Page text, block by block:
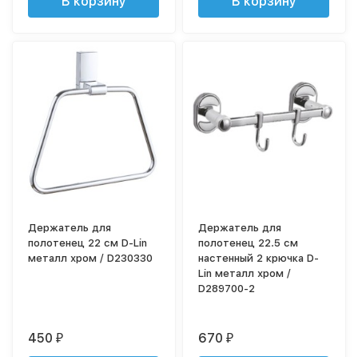
Держатель для
полотенец 22 см D-Lin
металл хром / D230330
450₽
Держатель для
полотенец 22.5 см
настенный 2 крючка D-
Lin металл хром /
D289700-2
670₽